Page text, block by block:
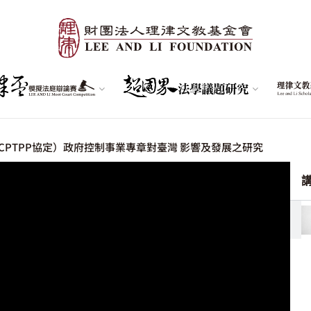
協定）政府控制事業專章對臺灣 影響及發展之研究